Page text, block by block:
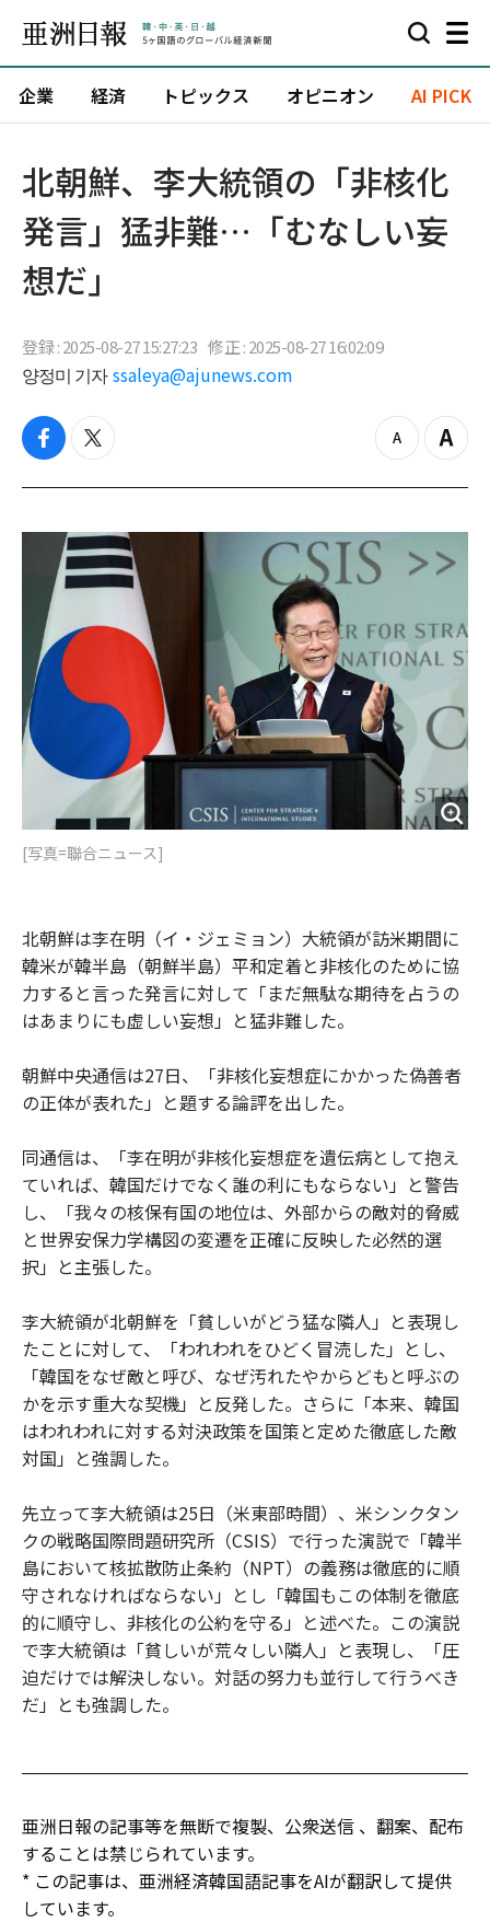
企業 経済 トピックス オピニオン AI PICK
北朝鮮、李大統領の「非核化
発言」猛非難…「むなしい妄
想だ」
登録 : 2025-08-27 15:27:23 修正 : 2025-08-27 16:02:09
양정미 기자 ssaleya@ajunews.com
f
c
b
t
i
t
e
r
z
o
o
Z
o
i
n
[写真=聯合ニュース]
北朝鮮は李在明（イ・ジェミョン）大統領が訪米期間に
韓米が韓半島（朝鮮半島）平和定着と非核化のために協
力すると言った発言に対して「まだ無駄な期待を占うの
はあまりにも虚しい妄想」と猛非難した。
朝鮮中央通信は27日、「非核化妄想症にかかった偽善者
の正体が表れた」と題する論評を出した。
同通信は、「李在明が非核化妄想症を遺伝病として抱え
ていれば、韓国だけでなく誰の利にもならない」と警告
し、「我々の核保有国の地位は、外部からの敵対的脅威
と世界安保力学構図の変遷を正確に反映した必然的選
択」と主張した。
李大統領が北朝鮮を「貧しいがどう猛な隣人」と表現し
たことに対して、「われわれをひどく冒涜した」とし、
「韓国をなぜ敵と呼び、なぜ汚れたやからどもと呼ぶの
かを示す重大な契機」と反発した。さらに「本来、韓国
はわれわれに対する対決政策を国策と定めた徹底した敵
対国」と強調した。
先立って李大統領は25日（米東部時間）、米シンクタン
クの戦略国際問題研究所（CSIS）で行った演説で「韓半
島において核拡散防止条約（NPT）の義務は徹底的に順
守されなければならない」とし「韓国もこの体制を徹底
的に順守し、非核化の公約を守る」と述べた。この演説
で李大統領は「貧しいが荒々しい隣人」と表現し、「圧
迫だけでは解決しない。対話の努力も並行して行うべき
だ」とも強調した。
亜洲日報の記事等を無断で複製、公衆送信 、翻案、配布
することは禁じられています。
* この記事は、亜洲経済韓国語記事をAIが翻訳して提供
しています。